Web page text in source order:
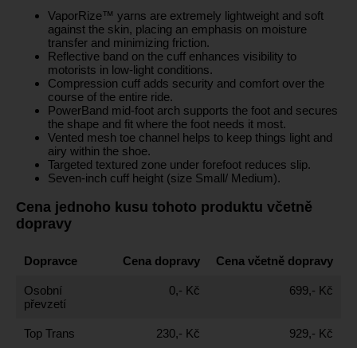
VaporRize™ yarns are extremely lightweight and soft
against the skin, placing an emphasis on moisture
transfer and minimizing friction.
Reflective band on the cuff enhances visibility to
motorists in low-light conditions.
Compression cuff adds security and comfort over the
course of the entire ride.
PowerBand mid-foot arch supports the foot and secures
the shape and fit where the foot needs it most.
Vented mesh toe channel helps to keep things light and
airy within the shoe.
Targeted textured zone under forefoot reduces slip.
Seven-inch cuff height (size Small/ Medium).
Cena jednoho kusu tohoto produktu včetně
dopravy
Dopravce Cena dopravy Cena včetně dopravy
Osobní
převzetí
0,- Kč 699,- Kč
Top Trans 230,- Kč 929,- Kč